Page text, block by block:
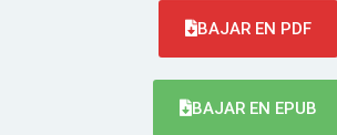
BAJAR EN PDF
BAJAR EN EPUB